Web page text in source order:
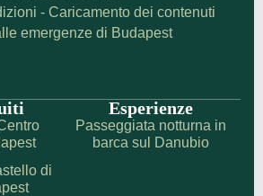
- Caricamento dei contenuti
emergenze di Budapest
di
Esperienze
Passeggiata notturna in
barca sul Danubio